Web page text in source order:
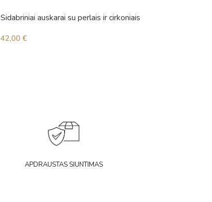
Sidabriniai auskarai su perlais ir cirkoniais
42,00 €
APDRAUSTAS SIUNTIMAS